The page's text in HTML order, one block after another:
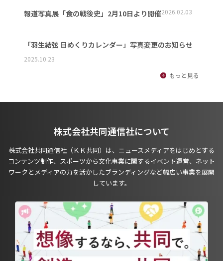
報道写真展「食の戦後史」2月10日より開催2026.02.03
「羽生結弦 日めくりカレンダー」写真変更のお知らせ
2025.10.23
もっと見る
株式会社共同通信社について
株式会社共同通信社（ＫＫ共同）は、ニュースメディアをはじめとする
コンテンツ制作、スポーツから文化事業に関するイベント運営、ネット
ワークとメディアの力を活かしたブランディングなど幅広い事業を展開
しています。